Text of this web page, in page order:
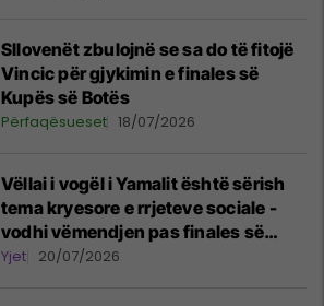
Sllovenët zbulojnë se sa do të fitojë
Vincic për gjykimin e finales së
Kupës së Botës
Përfaqësueset 18/07/2026
Vëllai i vogël i Yamalit është sërish
tema kryesore e rrjeteve sociale -
vodhi vëmendjen pas finales së
Kupës së Botës
Yjet 20/07/2026